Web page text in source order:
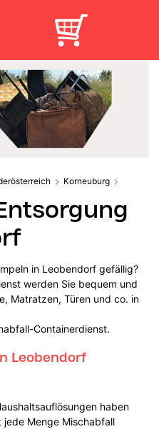
Korneuburg
in Leobendorf gefällig?
werden Sie bequem und
Matratzen, Türen und co. in
Containerdienst.
Leobendorf
haben
jede Menge Mischabfall